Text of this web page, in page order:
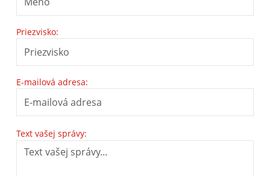
Priezvisko:
E-mailová adresa:
Text vašej správy: